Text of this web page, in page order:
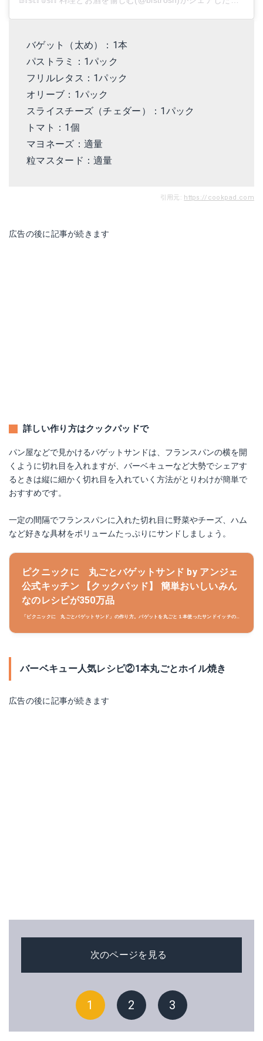
バゲット（太め）：1本
パストラミ：1パック
フリルレタス：1パック
オリーブ：1パック
スライスチーズ（チェダー）：1パック
トマト：1個
マヨネーズ：適量
粒マスタード：適量
引用元: https://cookpad.com
広告の後に記事が続きます
詳しい作り方はクックパッドで
パン屋などで見かけるバゲットサンドは、フランスパンの横を開
くように切れ目を入れますが、バーベキューなど大勢でシェアす
るときは縦に細かく切れ目を入れていく方法がとりわけが簡単で
おすすめです。
一定の間隔でフランスパンに入れた切れ目に野菜やチーズ、ハム
など好きな具材をボリュームたっぷりにサンドしましょう。
ピクニックに 丸ごとバゲットサンド by アンジェ
公式キッチン 【クックパッド】 簡単おいしいみん
なのレシピが350万品
「ピクニックに 丸ごとバゲットサンド」の作り方。バゲットを丸ごと１本使ったサンドイッチのレ
バーベキュー人気レシピ②1本丸ごとホイル焼き
広告の後に記事が続きます
次のページを見る
1 2 3